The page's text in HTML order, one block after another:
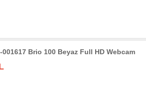
Brio 100 Beyaz Full HD Webcam